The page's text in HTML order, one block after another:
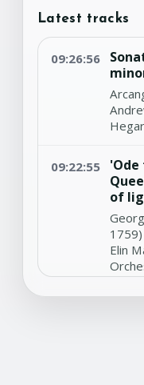
Latest tracks
09:26:56
09:22:55
of
1759)
Elin